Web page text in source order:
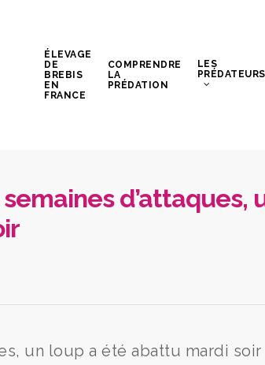
ÉLEVAGE
DE
BREBIS
EN
FRANCE
COMPRENDRE
LA
PRÉDATION
LES
PRÉDATEURS
semaines d’attaques,
un loup a été abattu mardi soir